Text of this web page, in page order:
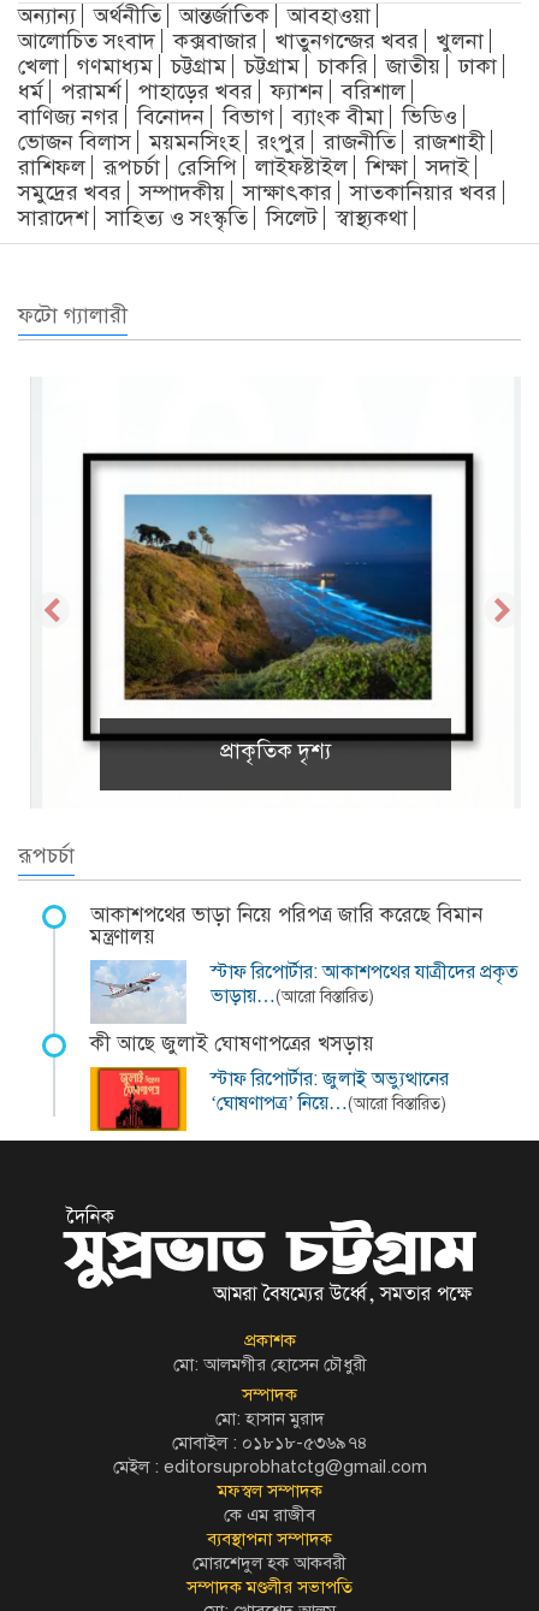
অন্যান্য অর্থনীতি আন্তর্জাতিক
আবহাওয়া
আলোচিত সংবাদ
কক্সবাজার খাতুনগন্জের খবর
খুলনা
খেলা
গণমাধ্যম চট্টগ্রাম চট্টগ্রাম চাকরি জাতীয়
ঢাকা
ধর্ম
পরামর্শ পাহাড়ের খবর ফ্যাশন
বরিশাল
বাণিজ্য নগর
বিনোদন বিভাগ ব্যাংক বীমা
ভিডিও
ভোজন বিলাস
ময়মনসিংহ রংপুর রাজনীতি
রাজশাহী
রাশিফল
রূপচর্চা রেসিপি লাইফষ্টাইল শিক্ষা
সদাই
সমুদ্রের খবর
সম্পাদকীয় সাক্ষাৎকার
সাতকানিয়ার খবর
সারাদেশ
সাহিত্য ও সংস্কৃতি সিলেট স্বাস্থ্যকথা
ফটো গ্যালারী
প্রাকৃতিক দৃশ্য
রূপচর্চা
আকাশপথের ভাড়া নিয়ে পরিপত্র জারি করেছে বিমান
মন্ত্রণালয়
স্টাফ রিপোর্টার: আকাশপথের যাত্রীদের প্রকৃত
ভাড়ায়…(আরো বিস্তারিত)
কী আছে জুলাই ঘোষণাপত্রের খসড়ায়
স্টাফ রিপোর্টার: জুলাই অভ্যুত্থানের
‘ঘোষণাপত্র’ নিয়ে…(আরো বিস্তারিত)
প্রকাশক
মো: আলমগীর হোসেন চৌধুরী
সম্পাদক
মো: হাসান মুরাদ
মোবাইল : ০১৮১৮-৫৩৬৯৭৪
মেইল : editorsuprobhatctg@gmail.com
মফস্বল সম্পাদক
কে এম রাজীব
ব্যবস্থাপনা সম্পাদক
মোরশেদুল হক আকবরী
সম্পাদক মণ্ডলীর সভাপতি